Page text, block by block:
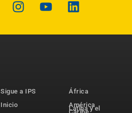
Sigue a IPS
Inicio
África
América
Latina y el